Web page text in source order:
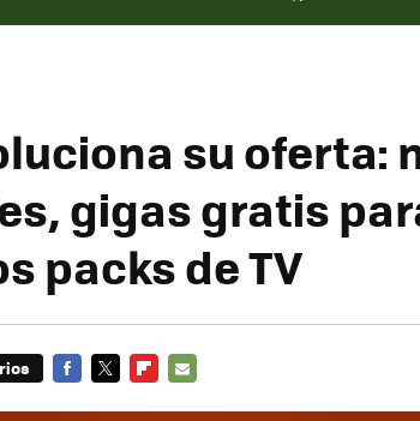
su oferta:
gigas gratis
packs de TV